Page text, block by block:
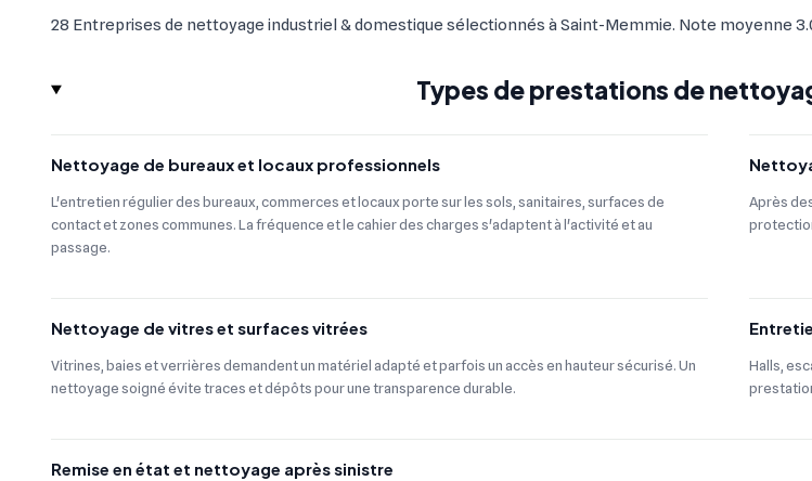
28 Entreprises de nettoyage industriel & domestique sélectionnés à Saint-Memmie. Note moyenne
Types de prestations de
Nettoyage de bureaux et locaux professionnels
L'entretien régulier des bureaux, commerces et locaux porte sur les sols, sanitaires, surfaces de
contact et zones communes. La fréquence et le cahier des charges s'adaptent à l'activité et au
passage.
Après
Nettoyage de vitres et surfaces vitrées
Vitrines, baies et verrières demandent un matériel adapté et parfois un accès en hauteur sécurisé. Un
nettoyage soigné évite traces et dépôts pour une transparence durable.
Halls,
Remise en état et nettoyage après sinistre